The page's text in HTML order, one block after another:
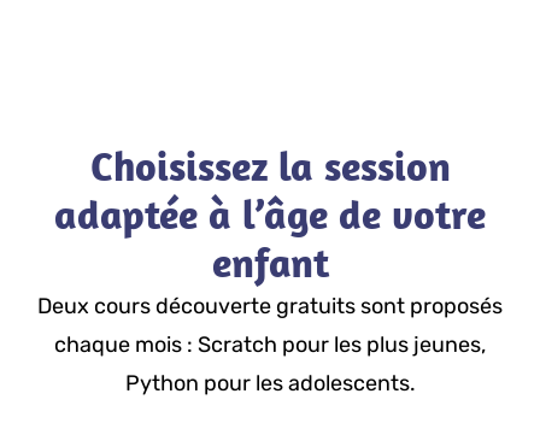
Choisissez la session
adaptée à l’âge de votre
enfant
Deux cours découverte gratuits sont proposés
chaque mois : Scratch pour les plus jeunes,
Python pour les adolescents.